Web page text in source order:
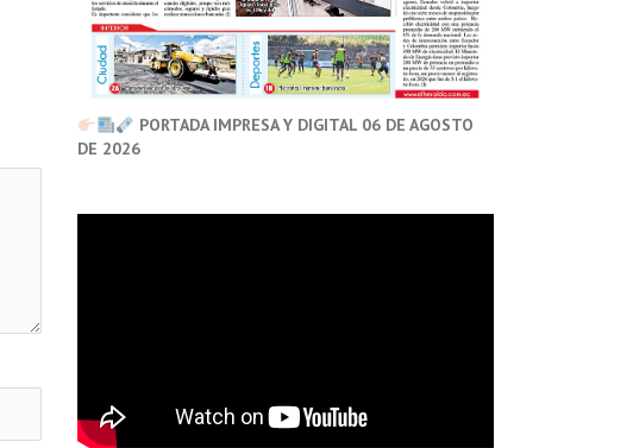
PORTADA IMPRESA Y DIGITAL 06 DE AGOSTO
DE 2026